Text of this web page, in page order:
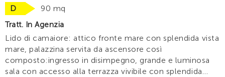
D
90 mq
Tratt. In Agenzia
Lido di camaiore: attico fronte mare con splendida vista
mare, palazzina servita da ascensore così
composto:ingresso in disimpegno, grande e luminosa
sala con accesso alla terrazza vivibile con splendida